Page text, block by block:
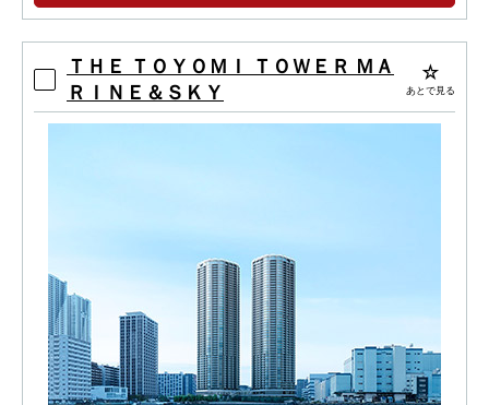
ＴＨＥ ＴＯＹＯＭＩ ＴＯＷＥＲ ＭＡ
ＲＩＮＥ＆ＳＫＹ
あとで見る